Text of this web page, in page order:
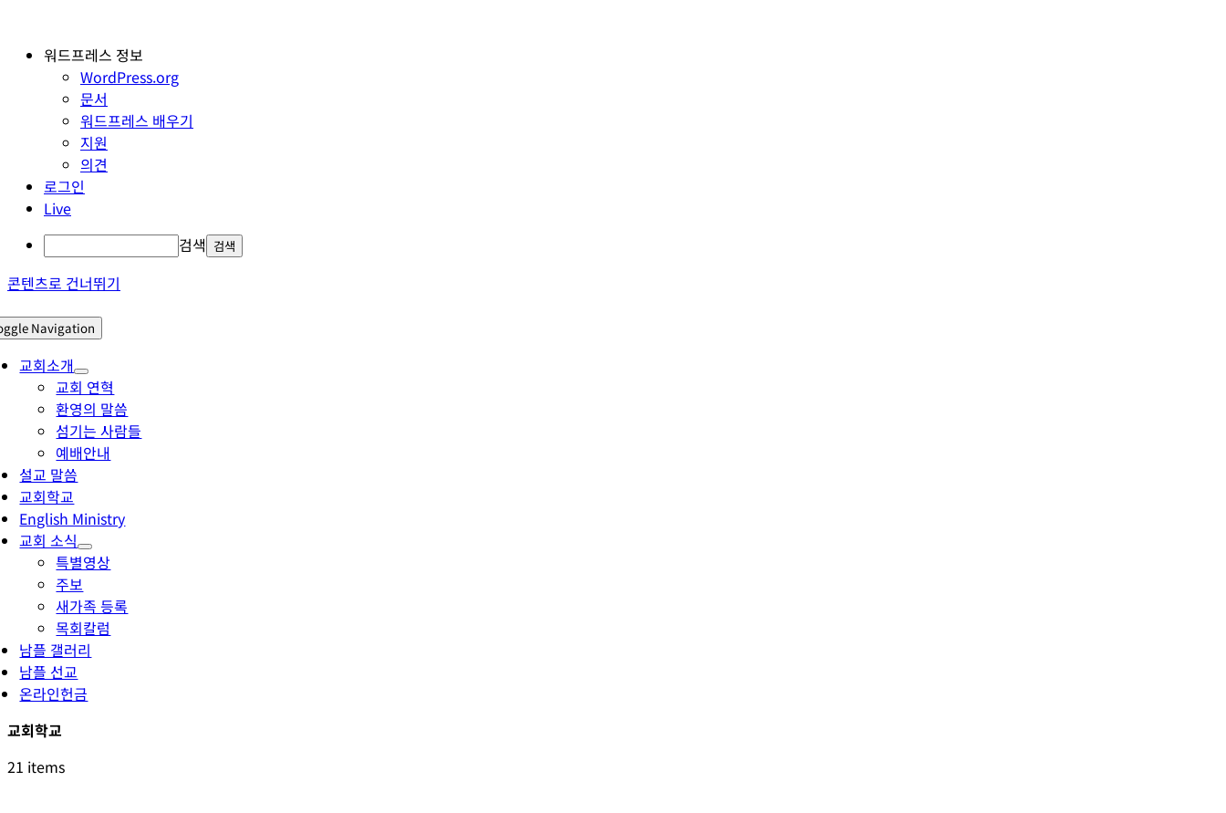
워드프레스 정보
WordPress.org
문서
워드프레스 배우기
지원
의견
로그인
Live
검색
콘텐츠로 건너뛰기
Navigation
교회소개
교회 연혁
환영의 말씀
섬기는 사람들
예배안내
설교 말씀
교회학교
English Ministry
교회 소식
특별영상
주보
새가족 등록
목회칼럼
남플 갤러리
남플 선교
온라인헌금
교회학교
21 items